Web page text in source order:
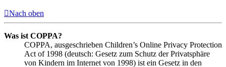
Nach oben
Was ist COPPA?
COPPA, ausgeschrieben Children’s Online Privacy Protection
Act of 1998 (deutsch: Gesetz zum Schutz der Privatsphäre
von Kindern im Internet von 1998) ist ein Gesetz in den